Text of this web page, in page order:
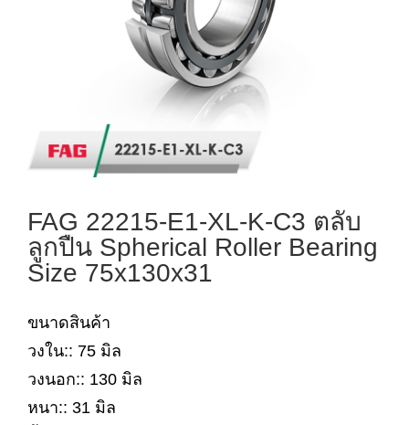
FAG 22215-E1-XL-K-C3 ตลับ
ลูกปืน Spherical Roller Bearing
Size 75x130x31
ขนาดสินค้า
วงใน:: 75 มิล
วงนอก:: 130 มิล
หนา:: 31 มิล